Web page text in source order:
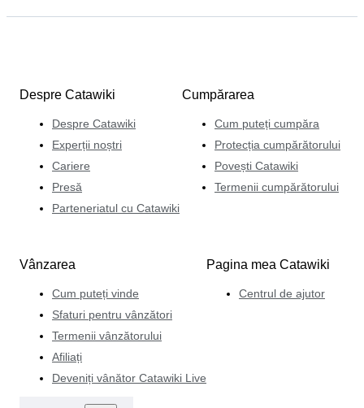
Despre Catawiki
Despre Catawiki
Experții noștri
Cariere
Presă
Parteneriatul cu Catawiki
Cumpărarea
Cum puteți cumpăra
Protecția cumpărătorului
Povești Catawiki
Termenii cumpărătorului
Vânzarea
Cum puteți vinde
Sfaturi pentru vânzători
Termenii vânzătorului
Afiliați
Deveniți vânător Catawiki Live
Pagina mea Catawiki
Centrul de ajutor